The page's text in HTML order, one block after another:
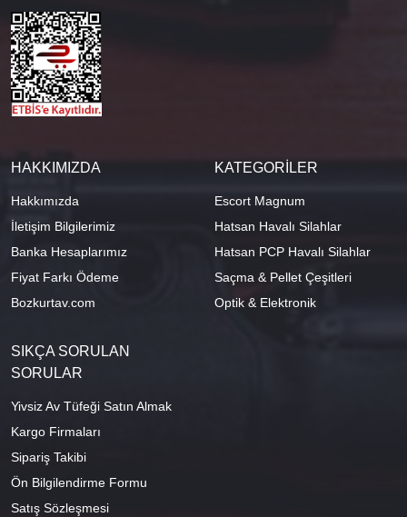
HAKKIMIZDA
Hakkımızda
İletişim Bilgilerimiz
Banka Hesaplarımız
Fiyat Farkı Ödeme
Bozkurtav.com
KATEGORİLER
Escort Magnum
Hatsan Havalı Silahlar
Hatsan PCP Havalı Silahlar
Saçma & Pellet Çeşitleri
Optik & Elektronik
SIKÇA SORULAN
SORULAR
Yivsiz Av Tüfeği Satın Almak
Kargo Firmaları
Sipariş Takibi
Ön Bilgilendirme Formu
Satış Sözleşmesi